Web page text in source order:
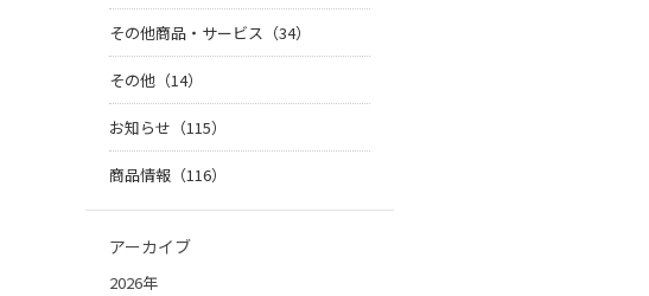
その他商品・サービス（34）
その他（14）
お知らせ（115）
商品情報（116）
アーカイブ
2026年